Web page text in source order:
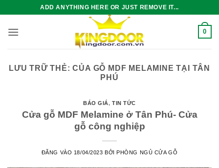
nội
ADD ANYTHING HERE OR JUST REMOVE IT...
0
LƯU TRỮ THẺ:CỦA GỖ MDF MELAMINE TẠI TÂN
PHÚ
BÁO GIÁ,TIN TỨC
Cửa gỗ MDF Melamine ở Tân Phú- Cửa
gỗ công nghiệp
ĐĂNG VÀO 18/04/2023 BỞIPHÒNG NGỦ CỬA GỖ